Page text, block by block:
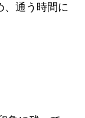
、通う時間に